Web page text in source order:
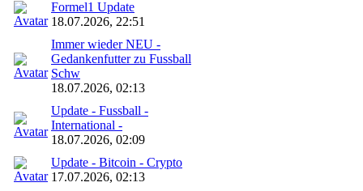
Formel1 Update
18.07.2026, 22:51
Immer wieder NEU -
Gedankenfutter zu Fussball
Schw
18.07.2026, 02:13
Update - Fussball -
International -
18.07.2026, 02:09
Update - Bitcoin - Crypto
17.07.2026, 02:13